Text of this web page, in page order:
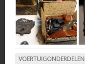
VOERTUIGONDERDELEN